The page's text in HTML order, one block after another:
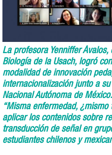
La profesora Yenniffer
Biología de la Usach, logró
modalidad de innovación
internacionalización junto a
Nacional Autónoma de
“Misma enfermedad,
aplicar los contenidos sobre
transducción de señal en
estudiantes chilenos y